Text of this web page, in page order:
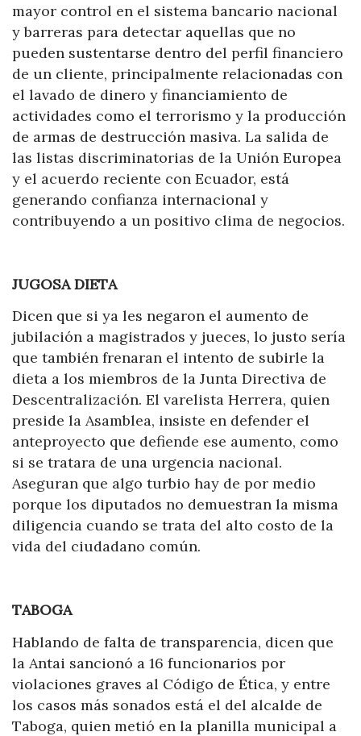
mayor control en el sistema bancario nacional
y barreras para detectar aquellas que no
pueden sustentarse dentro del perfil financiero
de un cliente, principalmente relacionadas con
el lavado de dinero y financiamiento de
actividades como el terrorismo y la producción
de armas de destrucción masiva. La salida de
las listas discriminatorias de la Unión Europea
y el acuerdo reciente con Ecuador, está
generando confianza internacional y
contribuyendo a un positivo clima de negocios.
JUGOSA DIETA
Dicen que si ya les negaron el aumento de
jubilación a magistrados y jueces, lo justo sería
que también frenaran el intento de subirle la
dieta a los miembros de la Junta Directiva de
Descentralización. El varelista Herrera, quien
preside la Asamblea, insiste en defender el
anteproyecto que defiende ese aumento, como
si se tratara de una urgencia nacional.
Aseguran que algo turbio hay de por medio
porque los diputados no demuestran la misma
diligencia cuando se trata del alto costo de la
vida del ciudadano común.
TABOGA
Hablando de falta de transparencia, dicen que
la Antai sancionó a 16 funcionarios por
violaciones graves al Código de Ética, y entre
los casos más sonados está el del alcalde de
Taboga, quien metió en la planilla municipal a